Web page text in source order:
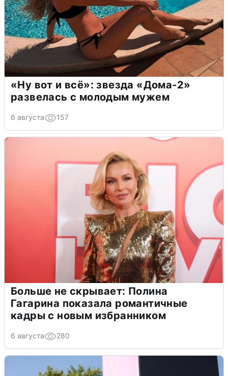
«Ну вот и всё»: звезда «Дома-2»
развелась с молодым мужем
6 августа 157
Больше не скрывает: Полина
Гагарина показала романтичные
кадры с новым избранником
6 августа 280